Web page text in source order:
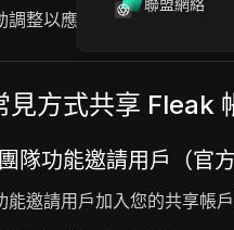
聯盟網絡
整以應對變化。
見方式共享 Fleak
隊功能邀請用戶（官方
能邀請用戶加入您的共享帳